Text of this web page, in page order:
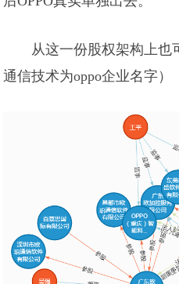
从这一份股权架构上也
通信技术为oppo企业名字）